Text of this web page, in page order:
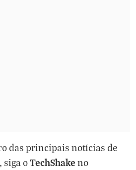
das principais notícias de
siga oTechShake no